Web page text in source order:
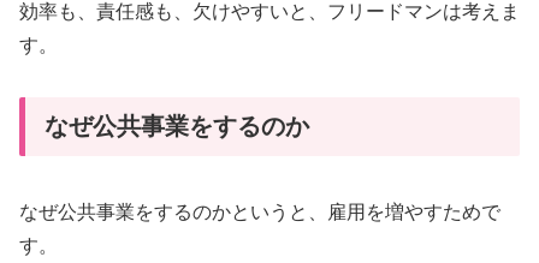
効率も、責任感も、欠けやすいと、フリードマンは考えま
す。
なぜ公共事業をするのか
なぜ公共事業をするのかというと、雇用を増やすためで
す。